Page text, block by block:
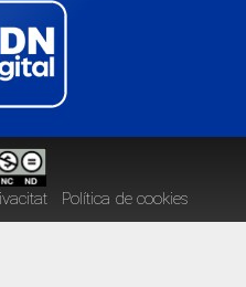
Política de cookies